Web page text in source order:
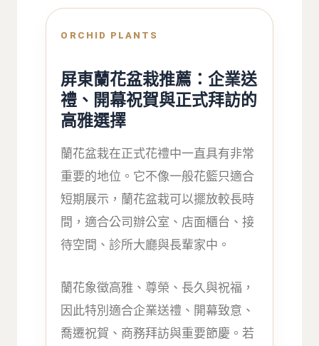
ORCHID PLANTS
屏東蘭花盆栽推薦：企業送
禮、開幕祝賀與正式拜訪的
高雅選擇
蘭花盆栽在正式花禮中一直具有非常
重要的地位。它不像一般花籃只適合
短期展示，蘭花盆栽可以擺放較長時
間，適合公司辦公室、店面櫃台、接
待空間、診所大廳與長輩家中。
蘭花象徵高雅、尊榮、長久與祝福，
因此特別適合企業送禮、開幕致意、
喬遷祝賀、商務拜訪與重要節慶。若